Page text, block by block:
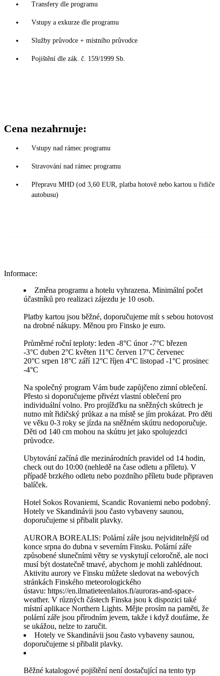
Transfery dle programu
Vstupy a exkurze dle programu
Služby průvodce + místního průvodce
Pojištění dle zák. č. 159/1999 Sb.
Cena nezahrnuje:
Vstupy nad rámec programu
Stravování nad rámec programu
Přepravu MHD (od 3,60 EUR, platba hotově nebo kartou u řidiče
autobusu)
Informace:
Změna programu a hotelu vyhrazena. Minimální počet
účastníků pro realizaci zájezdu je 10 osob.
Platby kartou jsou běžné, doporučujeme mít s sebou hotovost
na drobné nákupy. Měnou pro Finsko je euro.
Průměrné roční teploty: leden -8°C únor -7°C březen
-3°C duben 2°C květen 11°C červen 17°C červenec
20°C srpen 18°C září 12°C říjen 4°C listopad -1°C prosinec
-4°C
Na společný program Vám bude zapůjčeno zimní oblečení.
Přesto si doporučujeme přivézt vlastní oblečení pro
individuální volno. Pro projížďku na sněžných skútrech je
nutno mít řidičský průkaz a na místě se jím prokázat. Pro děti
ve věku 0-3 roky se jízda na sněžném skútru nedoporučuje.
Děti od 140 cm mohou na skútru jet jako spolujezdci
průvodce.
Ubytování začíná dle mezinárodních pravidel od 14 hodin,
check out do 10:00 (nehledě na čase odletu a příletu). V
případě brzkého odletu nebo pozdního příletu bude připraven
balíček.
Hotel Sokos Rovaniemi, Scandic Rovaniemi nebo podobný.
Hotely ve Skandinávii jsou často vybaveny saunou,
doporučujeme si přibalit plavky.
AURORA BOREALIS: Polární záře jsou nejviditelnější od
konce srpna do dubna v severním Finsku. Polární záře
způsobené slunečními větry se vyskytují celoročně, ale noci
musí být dostatečně tmavé, abychom je mohli zahlédnout.
Aktivitu aurory ve Finsku můžete sledovat na webových
stránkách Finského meteorologického
ústavu: https://en.ilmatieteenlaitos.fi/auroras-and-space-
weather. V různých částech Finska jsou k dispozici také
místní aplikace Northern Lights. Mějte prosím na paměti, že
polární záře jsou přírodním jevem, takže i když doufáme, že
se ukážou, nelze to zaručit.
Hotely ve Skandinávii jsou často vybaveny saunou,
doporučujeme si přibalit plavky.
Běžné katalogové pojištění není dostačující na tento typ